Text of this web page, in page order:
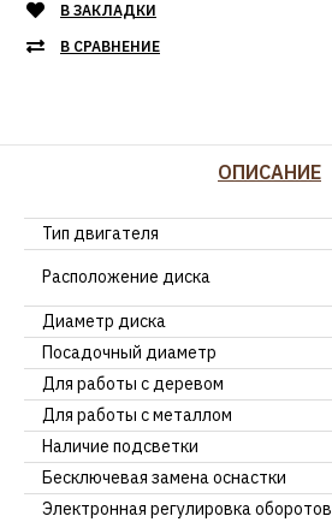
В ЗАКЛАДКИ
В СРАВНЕНИЕ
ОПИСАНИЕ
Тип двигателя
Расположение диска
Диаметр диска
Посадочный диаметр
Для работы с деревом
Для работы с металлом
Наличие подсветки
Бесключевая замена оснастки
Электронная регулировка оборотов